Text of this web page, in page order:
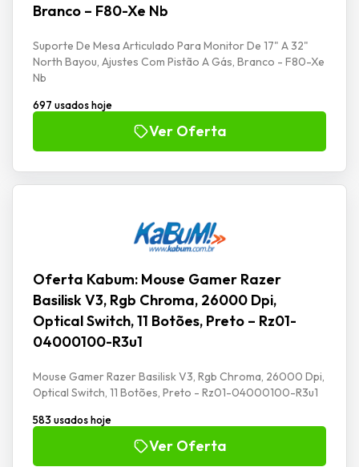
Branco – F80-Xe Nb
Suporte De Mesa Articulado Para Monitor De 17" A 32"
North Bayou, Ajustes Com Pistão A Gás, Branco - F80-Xe
Nb
697 usados hoje
Ver Oferta
Oferta Kabum: Mouse Gamer Razer
Basilisk V3, Rgb Chroma, 26000 Dpi,
Optical Switch, 11 Botões, Preto – Rz01-
04000100-R3u1
Mouse Gamer Razer Basilisk V3, Rgb Chroma, 26000 Dpi,
Optical Switch, 11 Botões, Preto - Rz01-04000100-R3u1
583 usados hoje
Ver Oferta